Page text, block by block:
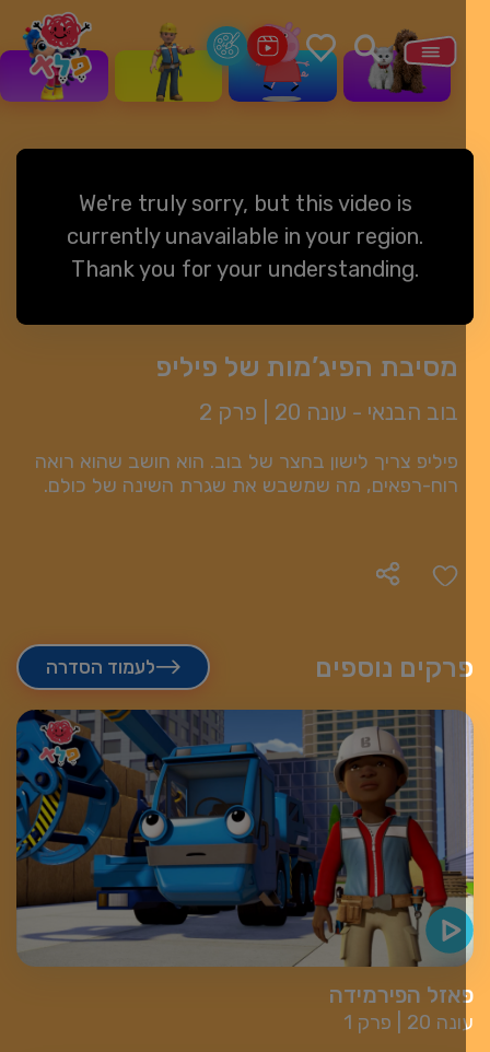
We're truly sorry, but this video is
currently unavailable in your region.
Thank you for your understanding.
מסיבת הפיג’מות של פיליפ
פרק 2| בוב הבנאי - עונה 20
פיליפ צריך לישון בחצר של בוב. הוא חושב שהוא רואה
רוח-רפאים, מה שמשבש את שגרת השינה של כולם.
נוספים לעמוד הסדרה
הפירמידה
פרק 1 20